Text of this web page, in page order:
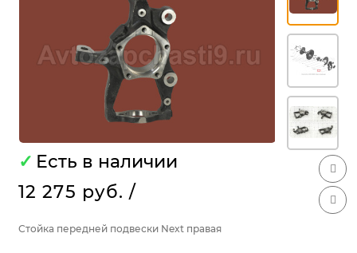
✓ Есть в наличии
12 275 руб. /
Стойка передней подвески Next правая